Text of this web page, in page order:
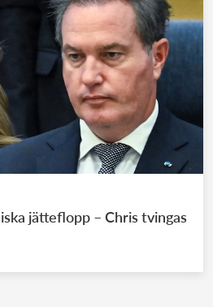
jätteflopp – Chris tvingas